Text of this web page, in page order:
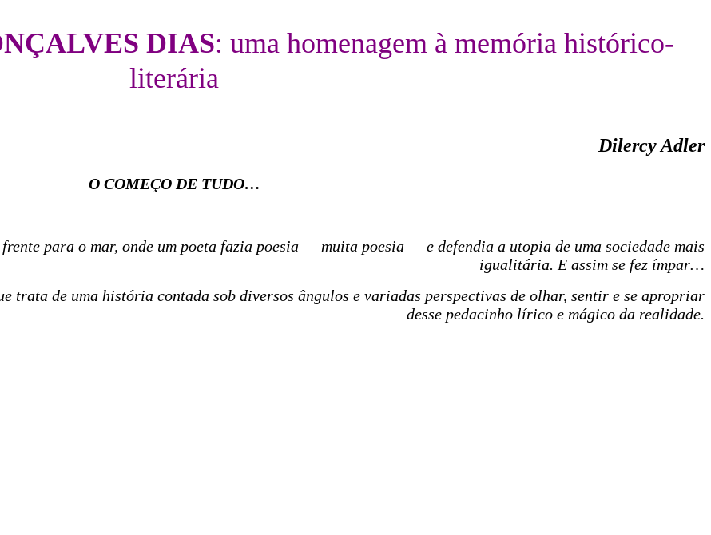
DIAS: uma homenagem à memória histórico-
literária
Dilercy Adler
O COMEÇO DE TUDO…
para o mar, onde um poeta fazia poesia — muita poesia — e defendia a utopia de uma sociedade mais
igualitária. E assim se fez ímpar…
trata de uma história contada sob diversos ângulos e variadas perspectivas de olhar, sentir e se apropriar
desse pedacinho lírico e mágico da realidade.